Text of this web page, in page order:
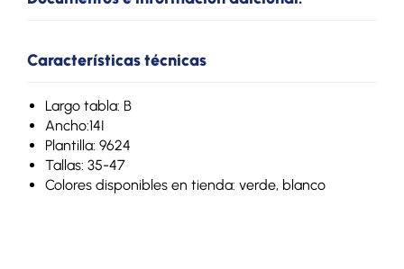
Características técnicas
Largo tabla: B
Ancho:14I
Plantilla: 9624
Tallas: 35-47
Colores disponibles en tienda: verde, blanco